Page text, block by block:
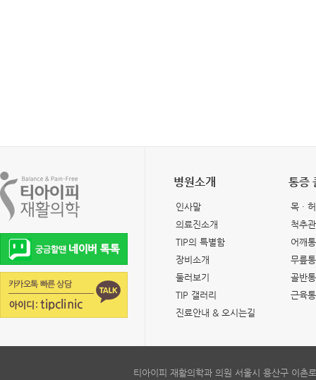
병원소개
인사말
의료진소개
TIP의 특별함
장비소개
둘러보기
TIP 갤러리
진료안내 & 오시는길
통증
목 ·
척추
어깨
무릎
골반
근육통
티아이피 재활의학과 의원 서울시 용산구 이